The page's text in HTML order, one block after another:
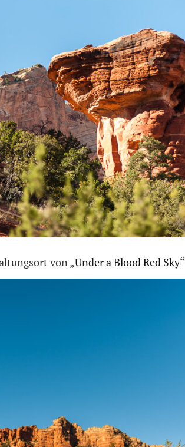
rt von „Under a Blood Red Sky“